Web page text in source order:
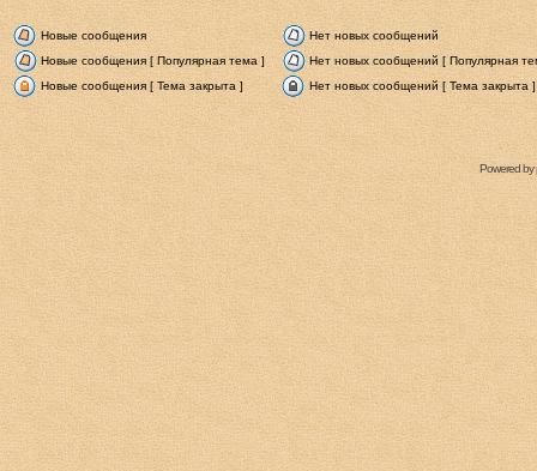
Новые сообщения
Нет новых сообщений
Новые сообщения [ Популярная тема ]
Нет новых сообщений [ Популярная
Новые сообщения [ Тема закрыта ]
Нет новых сообщений [ Тема закрыта ]
Powered by